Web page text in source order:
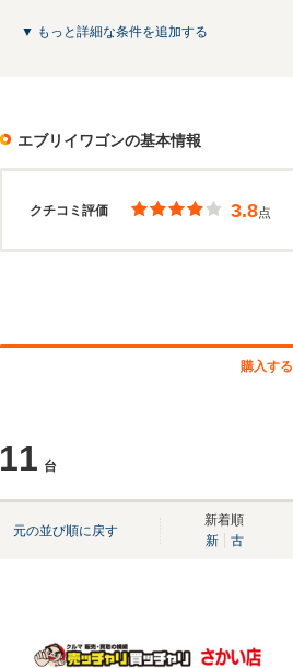
▼ もっと詳細な条件を追加する
エブリイワゴンの基本情報
クチコミ評価 3.8点
購入する
11 台
元の並び順に戻す
新着順
新
古